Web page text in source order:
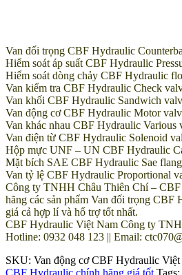
Van đối trọng CBF Hydraulic
Hiểm soát áp suất CBF Hydraulic
Hiểm soát dòng chảy CBF Hydraulic
Van kiểm tra CBF Hydraulic Check
Van khối CBF Hydraulic Sandwich
Van động cơ CBF Hydraulic Motor
Van khác nhau CBF Hydraulic Various
Van điện từ CBF Hydraulic Solenoid
Hộp mực UNF – UN CBF Hydraulic
Mặt bích SAE CBF Hydraulic Sae
Van tỷ lệ CBF Hydraulic Proportional
Công ty TNHH Châu Thiên Chí –
hãng các sản phẩm Van đối trọng CBF
giá cả hợp lí và hổ trợ tốt nhất.
CBF Hydraulic Việt Nam Công ty
Hotline: 0932 048 123 || Email:
SKU: Van động cơ CBF Hydraulic
CBF Hydraulic chính hãng giá tốt Tags: